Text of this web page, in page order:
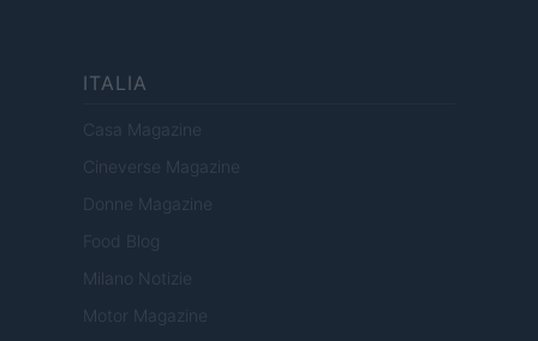
ITALIA
Casa Magazine
Cineverse Magazine
Donne Magazine
Food Blog
Milano Notizie
Motor Magazine